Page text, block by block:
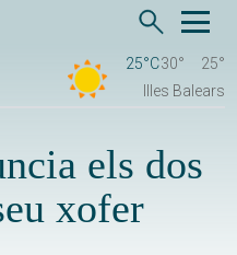
25°C30°
25°
Illes Balears
els dos
xofer